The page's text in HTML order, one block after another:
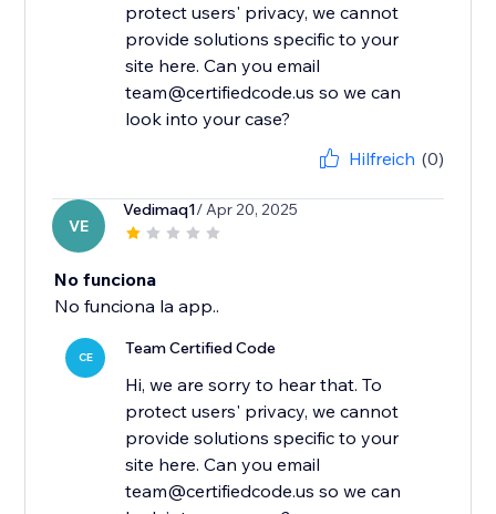
protect users' privacy, we cannot
provide solutions specific to your
site here. Can you email
team@certifiedcode.us so we can
look into your case?
Hilfreich (0)
VE
Vedimaq1/ Apr 20, 2025
No funciona
No funciona la app..
CE Team Certified Code
Hi, we are sorry to hear that. To
protect users' privacy, we cannot
provide solutions specific to your
site here. Can you email
team@certifiedcode.us so we can